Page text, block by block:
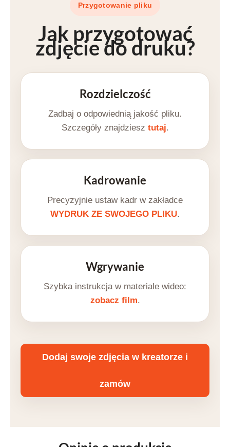
Przygotowanie pliku
Jak przygotować
zdjęcie do druku?
Rozdzielczość
Zadbaj o odpowiednią jakość pliku.
Szczegóły znajdziesz tutaj.
Kadrowanie
Precyzyjnie ustaw kadr w zakładce
WYDRUK ZE SWOJEGO PLIKU.
Wgrywanie
Szybka instrukcja w materiale wideo:
zobacz film.
Dodaj swoje zdjęcia w kreatorze i
zamów